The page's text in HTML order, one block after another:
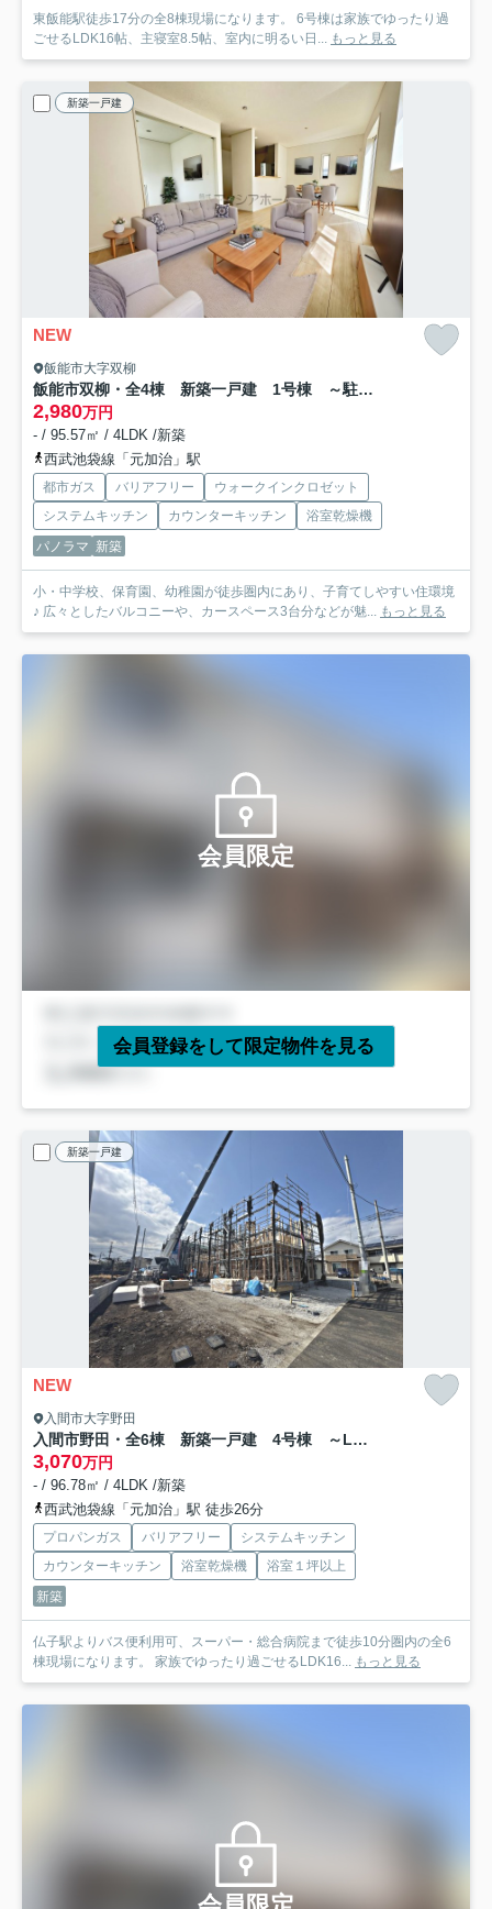
東飯能駅徒歩17分の全8棟現場になります。 6号棟は家族でゆったり過
ごせるLDK16帖、主寝室8.5帖、室内に明るい日... もっと見る
新築一戸建
NEW
飯能市大字双柳
飯能市双柳・全4棟 新築一戸建 1号棟 ～駐車並列3台分～
2,980万円
- / 95.57㎡ / 4LDK /新築
西武池袋線「元加治」駅
都市ガス バリアフリー
ウォークインクロゼット
システムキッチン
カウンターキッチン
浴室乾燥機
パノラマ 新築
小・中学校、保育園、幼稚園が徒歩圏内にあり、子育てしやすい住環境
♪ 広々としたバルコニーや、カースペース3台分などが魅... もっと見る
会員限定
会員登録をして限定物件を見る
新築一戸建
NEW
入間市大字野田
入間市野田・全6棟 新築一戸建 4号棟 ～LDK16.2帖～
3,070万円
- / 96.78㎡ / 4LDK /新築
西武池袋線「元加治」駅 徒歩26分
プロパンガス バリアフリー
システムキッチン
カウンターキッチン
浴室乾燥機
浴室１坪以上
新築
仏子駅よりバス便利用可、スーパー・総合病院まで徒歩10分圏内の全6
棟現場になります。 家族でゆったり過ごせるLDK16...
もっと見る